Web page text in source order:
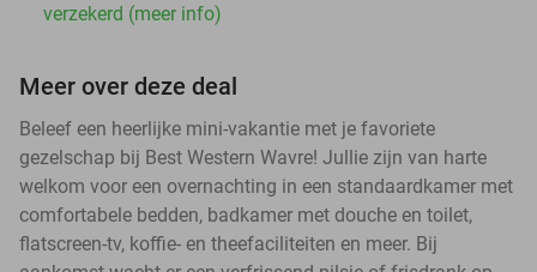
verzekerd (meer info)
Meer over deze deal
Beleef een heerlijke mini-vakantie met je favoriete
gezelschap bij Best Western Wavre! Jullie zijn van harte
welkom voor een overnachting in een standaardkamer met
comfortabele bedden, badkamer met douche en toilet,
flatscreen-tv, koffie- en theefaciliteiten en meer. Bij